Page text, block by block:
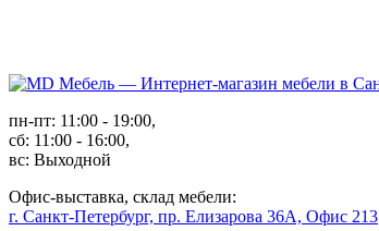
пн-пт: 11:00 - 19:00,
сб: 11:00 - 16:00,
вс: Выходной
Офис-выставка, склад мебели:
г. Санкт-Петербург, пр. Елизарова 36А, Офис 213